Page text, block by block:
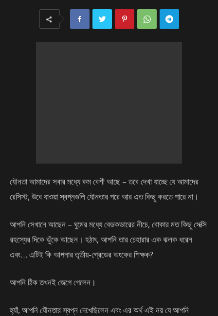
যৌনতা আমাদের সবার মধ্যে কম বেশী আছে – তবে দেখা যাচ্ছে যে আমাদের
রেসিস্ট, উবে যাওয়া স্বপ্নগুলি যৌনতার পরে আর এত কিছু করতে পারে না।
আপনি সেখানে আছেন – ঘুমের মধ্যে বেডকভারের নীচে, বোকার মত কিছু সেক্সি
রহস্যের দিকে ঝুঁকে আছেন। হঠাৎ, আপনি তার চেহারার এক ঝলক ধরেন
এবং… এটিই কি আপনার তৃতীয়-গ্রেডের অংকের শিক্ষক?
আপনি ঠিক তখনই জেগে গেলেন।
হ্যাঁ, আপনি যৌনতার স্বপ্ন দেখেছিলেন এবং এর অর্থ এই নয় যে আপনি